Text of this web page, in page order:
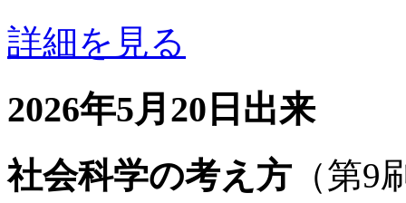
詳細を見る
2026年5月20日出来
社会科学の考え方 （第9